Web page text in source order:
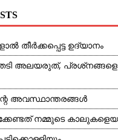
തീര്‍ക്കപ്പെട്ട ഉദ്യാനം
അലയരുത്, പ്രശ്‌നങ്ങളെ
അവസ്ഥാന്തരങ്ങള്‍
നമ്മുടെ